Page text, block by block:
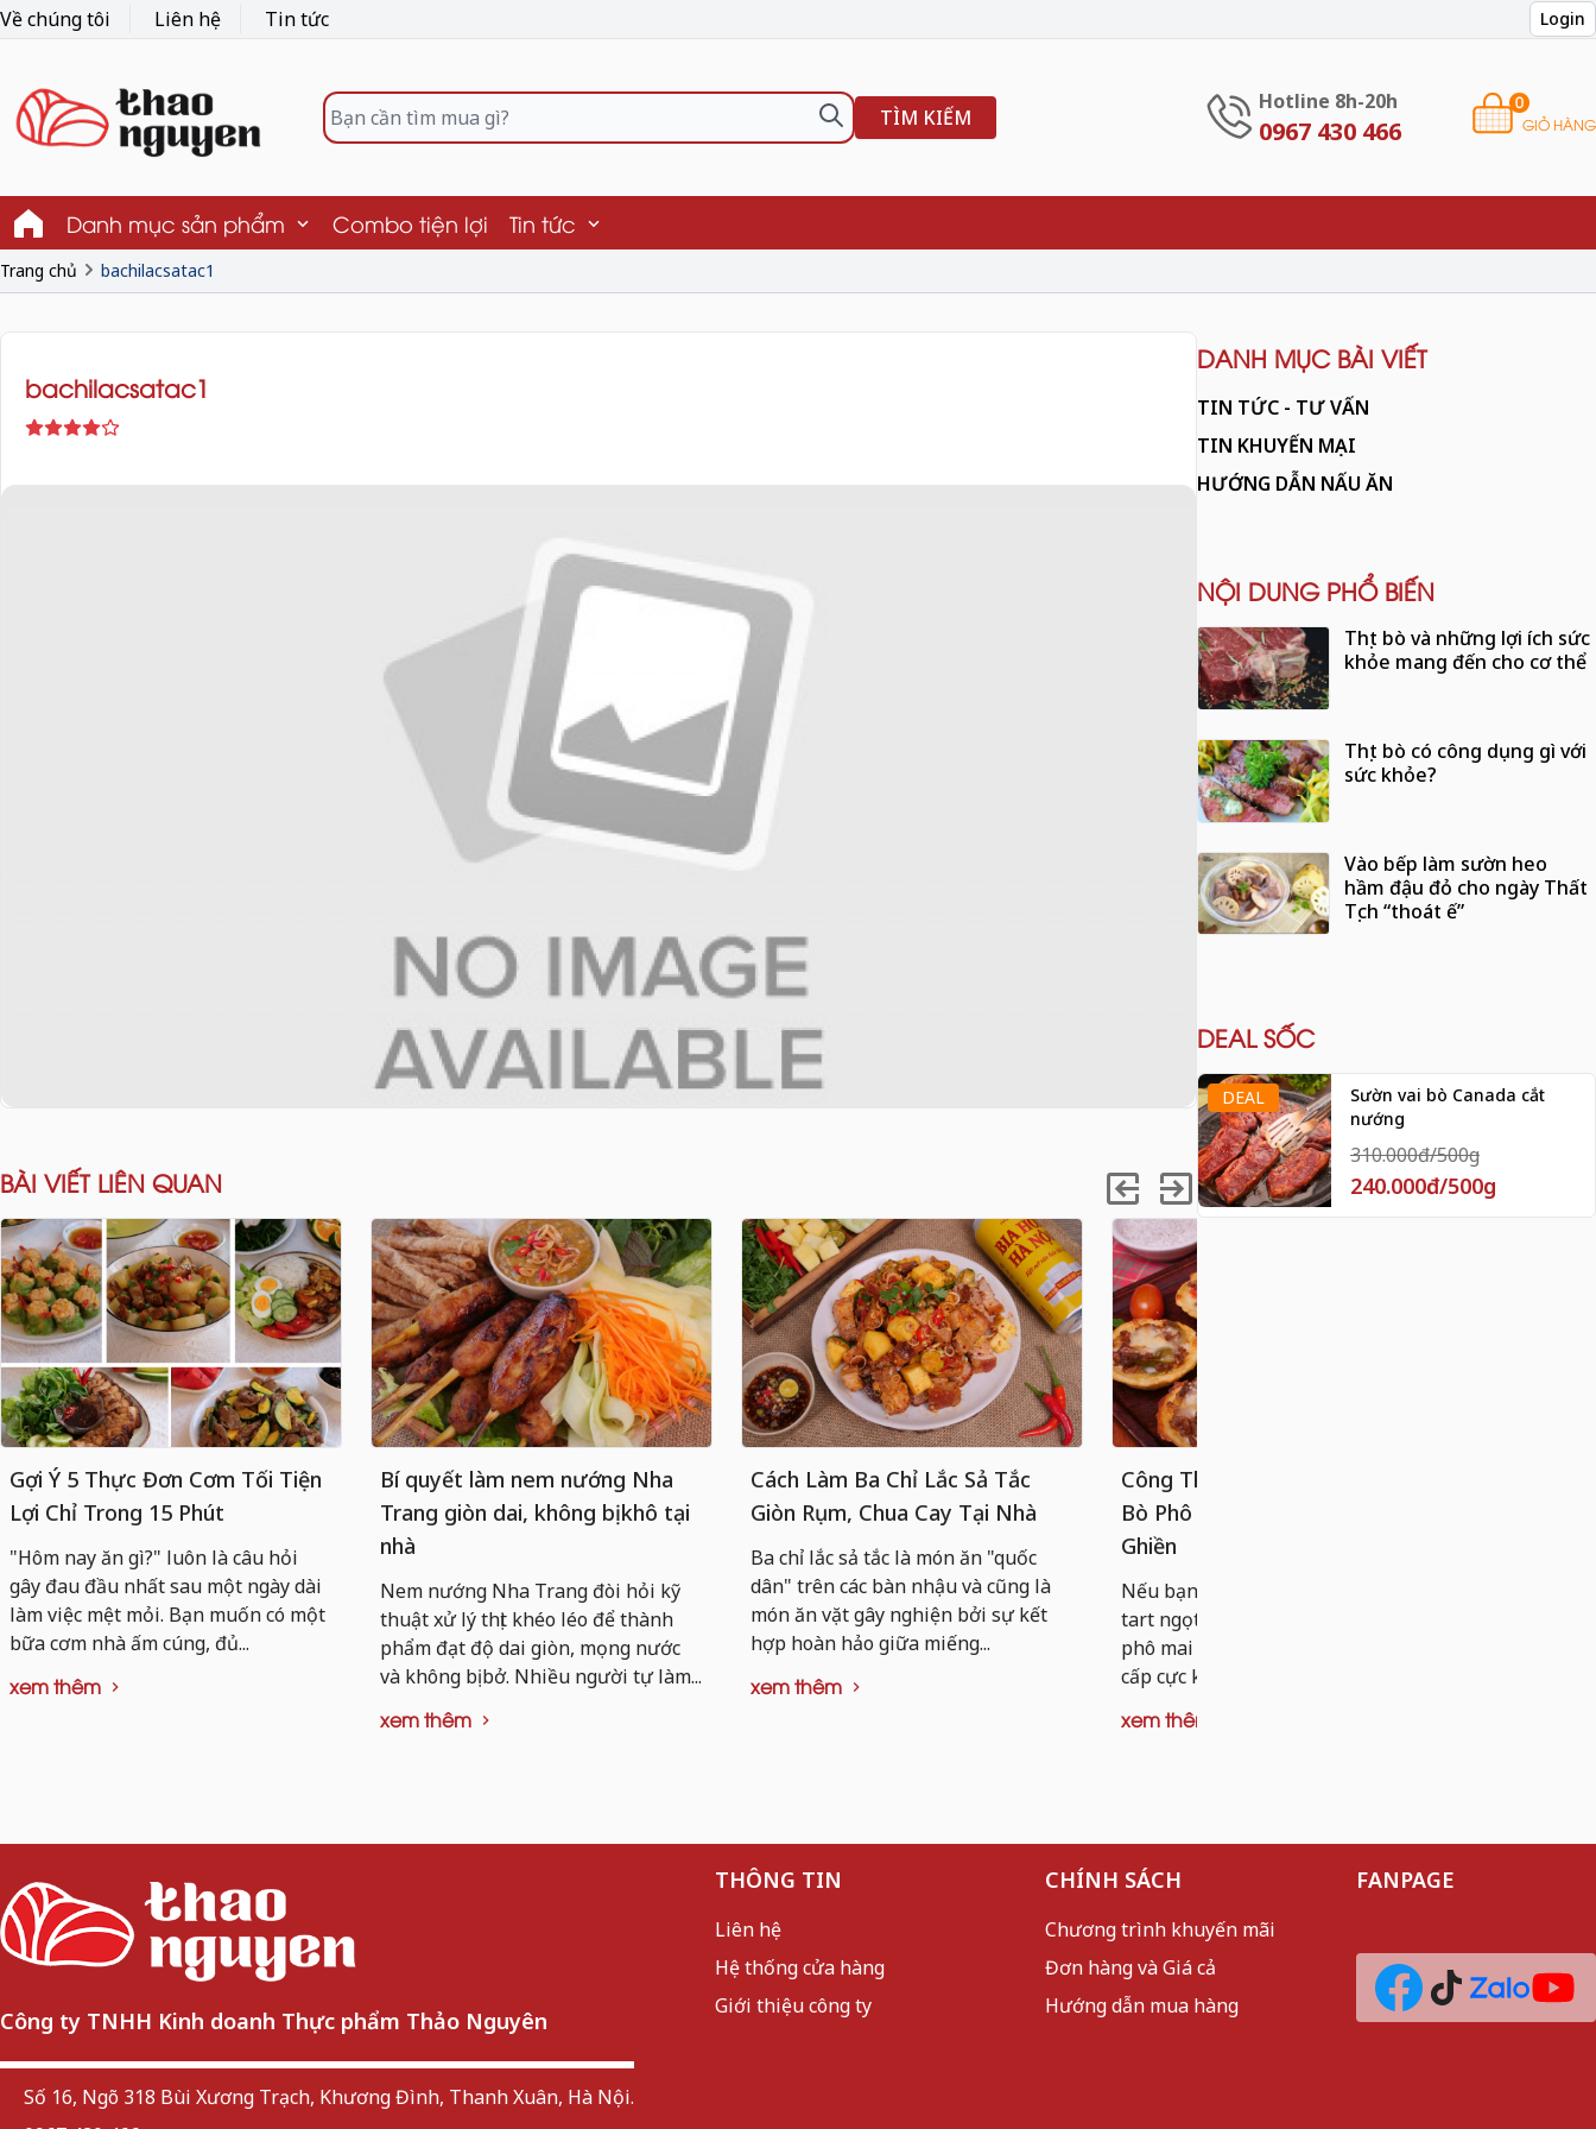
Về chúng tôi Liên hệ Tin tức Login
TÌM KIẾM
Hotline 8h-20h
0967 430 466 GIỎ HÀNG
0
Danh mục sản phẩm Combo tiện lợi Tin tức
Trang chủ bachilacsatac1
bachilacsatac1
BÀI VIẾT LIÊN QUAN
Gợi Ý 5 Thực Đơn Cơm Tối Tiện
Lợi Chỉ Trong 15 Phút
"Hôm nay ăn gì?" luôn là câu hỏi
gây đau đầu nhất sau một ngày dài
làm việc mệt mỏi. Bạn muốn có một
bữa cơm nhà ấm cúng, đủ...
xem thêm
Bí quyết làm nem nướng Nha
Trang giòn dai, không bị khô tại
nhà
Nem nướng Nha Trang đòi hỏi kỹ
thuật xử lý thịt khéo léo để thành
phẩm đạt độ dai giòn, mọng nước
và không bị bở. Nhiều người tự làm...
xem thêm
Cách Làm Ba Chỉ Lắc Sả Tắc
Giòn Rụm, Chua Cay Tại Nhà
Ba chỉ lắc sả tắc là món ăn "quốc
dân" trên các bàn nhậu và cũng là
món ăn vặt gây nghiện bởi sự kết
hợp hoàn hảo giữa miếng...
xem thêm
Công Thức Bánh Tart Khoai Tây
Bò Phô Mai Béo Ngậy, Ăn Là
Ghiền
Nếu bạn đã quá quen với các loại
tart ngọt, thì tart khoai tây nhân bò
phô mai chính là phiên bản nâng
cấp cực kỳ đáng thử. Thay vì...
xem thêm
DANH MỤC BÀI VIẾT
TIN TỨC - TƯ VẤN
TIN KHUYẾN MẠI
HƯỚNG DẪN NẤU ĂN
NỘI DUNG PHỔ BIẾN
Thịt bò và những lợi ích sức
khỏe mang đến cho cơ thể
Thịt bò có công dụng gì với
sức khỏe?
Vào bếp làm sườn heo
hầm đậu đỏ cho ngày Thất
Tịch “thoát ế”
DEAL SỐC
DEAL
Sườn vai bò Canada cắt
nướng
310.000đ/500g
240.000đ/500g
Công ty TNHH Kinh doanh Thực phẩm Thảo Nguyên
Số 16, Ngõ 318 Bùi Xương Trạch, Khương Đình, Thanh Xuân, Hà Nội.
THÔNG TIN
Liên hệ
Hệ thống cửa hàng
Giới thiệu công ty
CHÍNH SÁCH
Chương trình khuyến mãi
Đơn hàng và Giá cả
Hướng dẫn mua hàng
FANPAGE